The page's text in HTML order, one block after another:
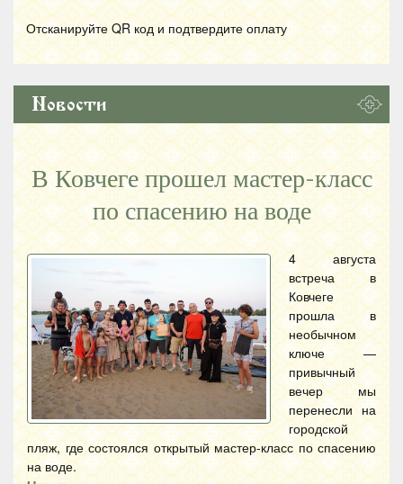
Отсканируйте QR код и подтвердите оплату
Новости
В Ковчеге прошел мастер-класс
по спасению на воде
4 августа
встреча в
Ковчеге
прошла в
необычном
ключе —
привычный
вечер мы
перенесли на
городской
пляж, где состоялся открытый мастер-класс по спасению
на воде.